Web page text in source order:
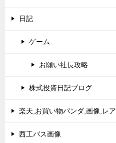
日記
ゲーム
お願い社長攻略
株式投資日記ブログ
楽天,お買い物パンダ,画像,レア
西工バス画像